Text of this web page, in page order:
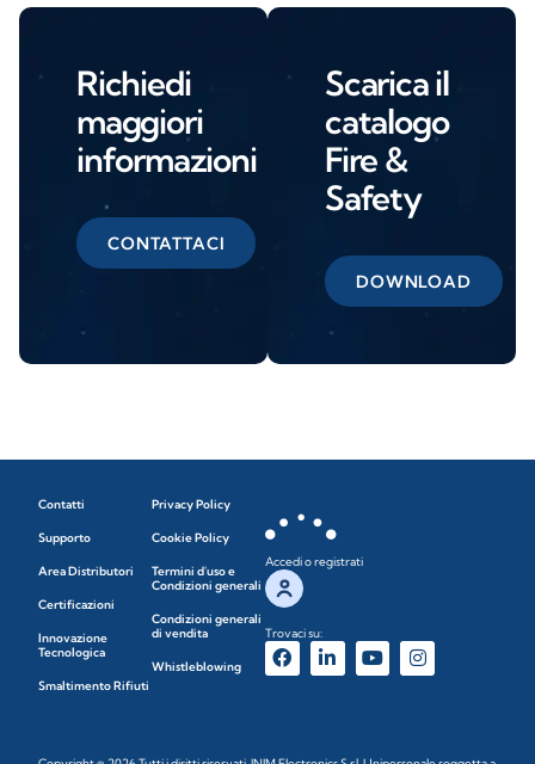
Richiedi
maggiori
informazioni
CONTATTACI
Scarica il
catalogo
Fire &
Safety
DOWNLOAD
Contatti
Supporto
Area Distributori
Certificazioni
Innovazione
Tecnologica
Smaltimento Rifiuti
Privacy Policy
Cookie Policy
Termini d'uso e
Condizioni generali
Condizioni generali
di vendita
Whistleblowing
Accedi o registrati
Trovaci su: